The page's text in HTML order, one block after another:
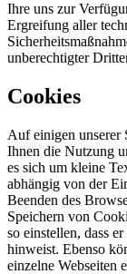
Ihre uns zur
Ergreifung aller
unberechtigter
Cookies
Auf einigen
Ihnen die Nutzung
es sich um kleine
abhängig von der
Beenden des
Speichern von
so einstellen, dass
hinweist. Ebenso
einzelne Webseiten